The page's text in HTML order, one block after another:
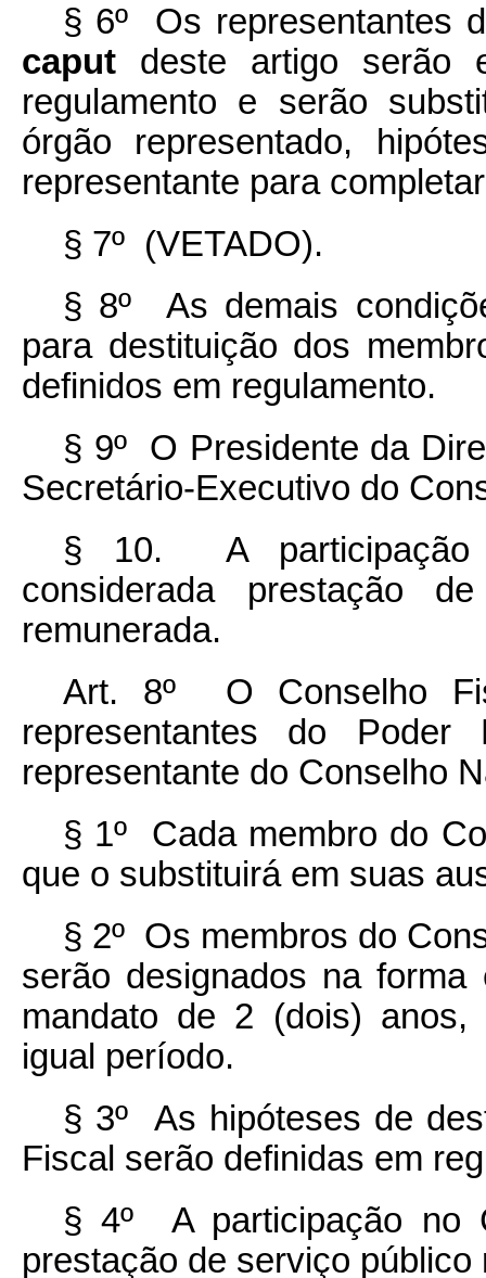
§ 6º Os representantes
caput deste artigo serão
regulamento e serão
órgão representado,
representante para
§ 7º (VETADO).
§ 8º As demais
para destituição dos
definidos em regulamento.
§ 9º O Presidente da
Secretário-Executivo do
§ 10. A participação
considerada prestação
remunerada.
Art. 8º O Conselho
representantes do
representante do Conselho
§ 1º Cada membro do
que o substituirá em suas
§ 2º Os membros do
serão designados na forma
mandato de 2 (dois) anos,
igual período.
§ 3º As hipóteses de
Fiscal serão definidas em
§ 4º A participação no
prestação de serviço